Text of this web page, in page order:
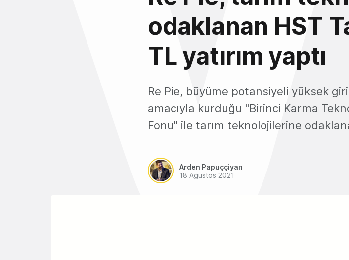
odaklanan HST
TL yatırım yaptı
Re Pie, büyüme potansiyeli yüksek
amacıyla kurduğu "Birinci Karma
Fonu" ile tarım teknolojilerine
Arden Papuççiyan
18 Ağustos 2021